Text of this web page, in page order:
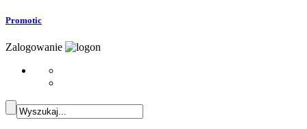
Promotic
Zalogowanie